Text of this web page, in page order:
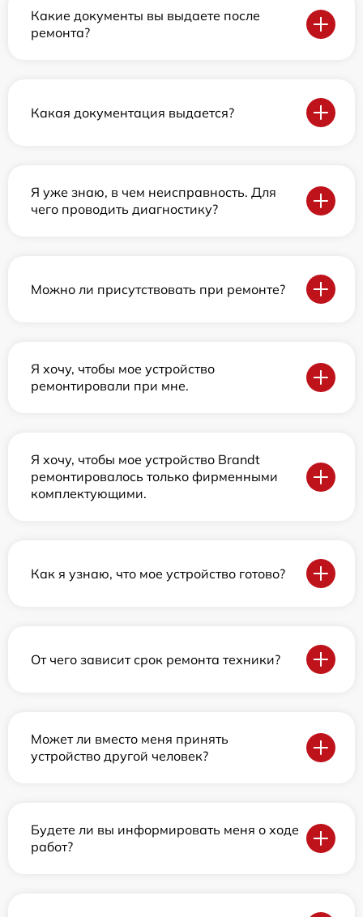
Какие документы вы выдаете после
ремонта?
Какая документация выдается?
Я уже знаю, в чем неисправность. Для
чего проводить диагностику?
Можно ли присутствовать при ремонте?
Я хочу, чтобы мое устройство
ремонтировали при мне.
Я хочу, чтобы мое устройство Brandt
ремонтировалось только фирменными
комплектующими.
Как я узнаю, что мое устройство готово?
От чего зависит срок ремонта техники?
Может ли вместо меня принять
устройство другой человек?
Будете ли вы информировать меня о ходе
работ?